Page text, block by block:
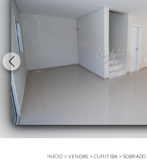
INÍCIO > VENDAS > CURITIBA > SOBRADO